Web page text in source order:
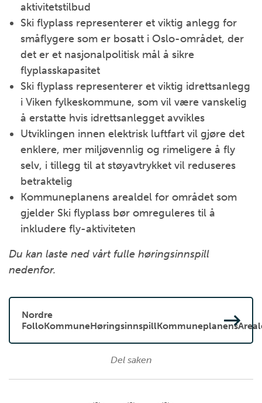
aktivitetstilbud
Ski flyplass representerer et viktig anlegg for
småflygere som er bosatt i Oslo-området, der
det er et nasjonalpolitisk mål å sikre
flyplasskapasitet
Ski flyplass representerer et viktig idrettsanlegg
i Viken fylkeskommune, som vil være vanskelig
å erstatte hvis idrettsanlegget avvikles
Utviklingen innen elektrisk luftfart vil gjøre det
enklere, mer miljøvennlig og rimeligere å fly
selv, i tillegg til at støyavtrykket vil reduseres
betraktelig
Kommuneplanens arealdel for området som
gjelder Ski flyplass bør omreguleres til å
inkludere fly-aktiviteten
Du kan laste ned vårt fulle høringsinnspill
nedenfor.
Nordre
Del saken